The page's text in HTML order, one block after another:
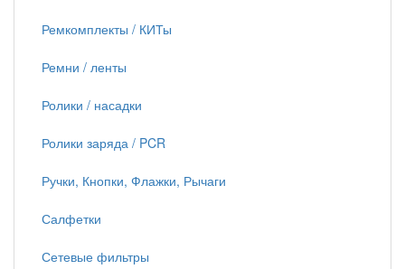
Ремкомплекты / КИТы
Ремни / ленты
Ролики / насадки
Ролики заряда / PCR
Ручки, Кнопки, Флажки, Рычаги
Салфетки
Сетевые фильтры